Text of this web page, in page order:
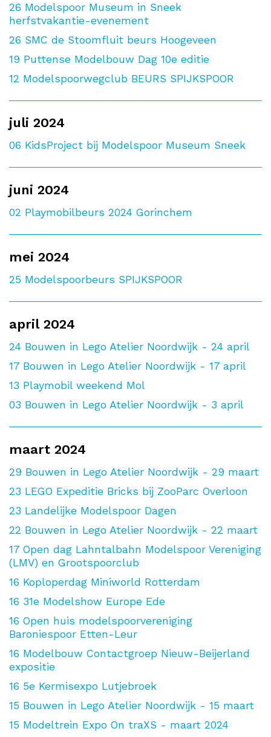
26 Modelspoor Museum in Sneek
herfstvakantie-evenement
26 SMC de Stoomfluit beurs Hoogeveen
19 Puttense Modelbouw Dag 10e editie
12 Modelspoorwegclub BEURS SPIJKSPOOR
juli 2024
06 KidsProject bij Modelspoor Museum Sneek
juni 2024
02 Playmobilbeurs 2024 Gorinchem
mei 2024
25 Modelspoorbeurs SPIJKSPOOR
april 2024
24 Bouwen in Lego Atelier Noordwijk - 24 april
17 Bouwen in Lego Atelier Noordwijk - 17 april
13 Playmobil weekend Mol
03 Bouwen in Lego Atelier Noordwijk - 3 april
maart 2024
29 Bouwen in Lego Atelier Noordwijk - 29 maart
23 LEGO Expeditie Bricks bij ZooParc Overloon
23 Landelijke Modelspoor Dagen
22 Bouwen in Lego Atelier Noordwijk - 22 maart
17 Open dag Lahntalbahn Modelspoor Vereniging
(LMV) en Grootspoorclub
16 Koploperdag Miniworld Rotterdam
16 31e Modelshow Europe Ede
16 Open huis modelspoorvereniging
Baroniespoor Etten-Leur
16 Modelbouw Contactgroep Nieuw-Beijerland
expositie
16 5e Kermisexpo Lutjebroek
15 Bouwen in Lego Atelier Noordwijk - 15 maart
15 Modeltrein Expo On traXS - maart 2024